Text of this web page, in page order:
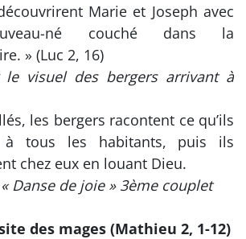
Marie et Joseph avec
né couché dans la
» (Luc 2, 16)
le visuel des bergers arrivant à
les bergers racontent ce qu’ils
tous les habitants, puis ils
chez eux en louant Dieu.
Danse de joie » 3ème couplet
des mages (Mathieu 2, 1-12)